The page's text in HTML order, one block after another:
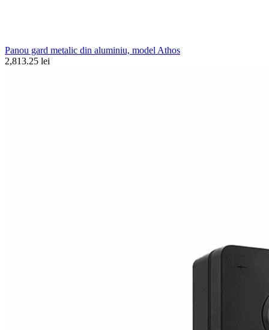
Panou gard metalic din aluminiu, model Athos
2,813.25 lei